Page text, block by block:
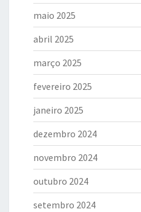
maio 2025
abril 2025
março 2025
fevereiro 2025
janeiro 2025
dezembro 2024
novembro 2024
outubro 2024
setembro 2024